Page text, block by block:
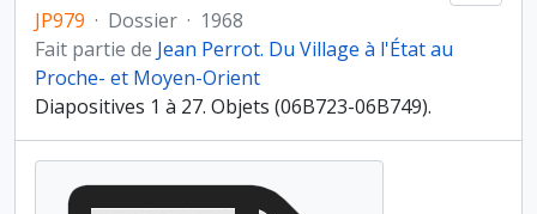
JP979 · Dossier · 1968
Fait partie de Jean Perrot. Du Village à l'État au
Proche- et Moyen-Orient
Diapositives 1 à 27. Objets (06B723-06B749).